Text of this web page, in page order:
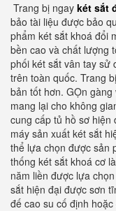
Trang bị ngay két sắt
bảo tài liệu được bảo
phẩm két sắt khoá đổi
bền cao và chất lượng
phối két sắt vân tay sử
trên toàn quốc. Trang
bản tốt hơn. GỌn
mang lại cho không
cung cấp tủ hồ sơ
máy sản xuất két sắt
thể lựa chọn được sản
thống két sắt khoá cơ
năm liền được lựa
sắt hiện đại được sơn
đế cao su cố định